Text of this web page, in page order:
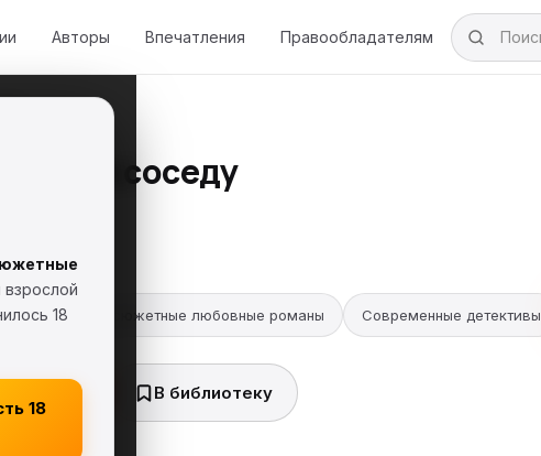
Авторы Впечатления Правообладателям
взрослой
18
18
по соседу
18+
Остросюжетные любовные романы Современные детективы
FB2 В библиотеку